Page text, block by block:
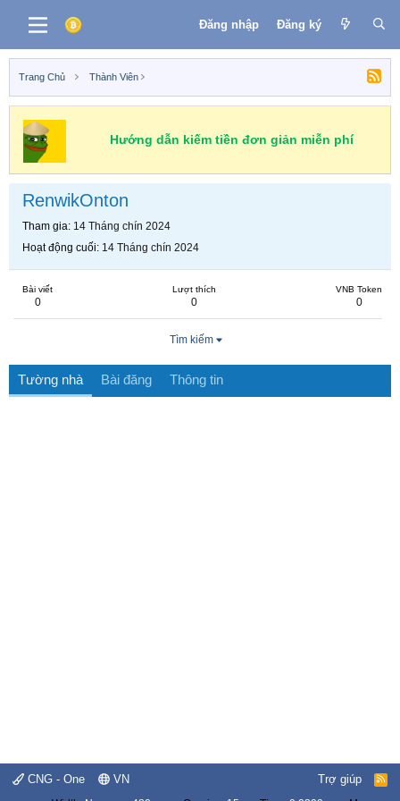
Đăng nhập Đăng ký
Trang Chủ Thành Viên
Hướng dẫn kiếm tiền đơn giản miễn phí
RenwikOnton
Tham gia 14 Tháng chín 2024
Hoạt động cuối 14 Tháng chín 2024
Bài viết
0
Lượt thích
0
VNB Token
0
Tìm kiếm
Tường nhà Bài đăng Thông tin
CNG - One VN Trợ giúp
R